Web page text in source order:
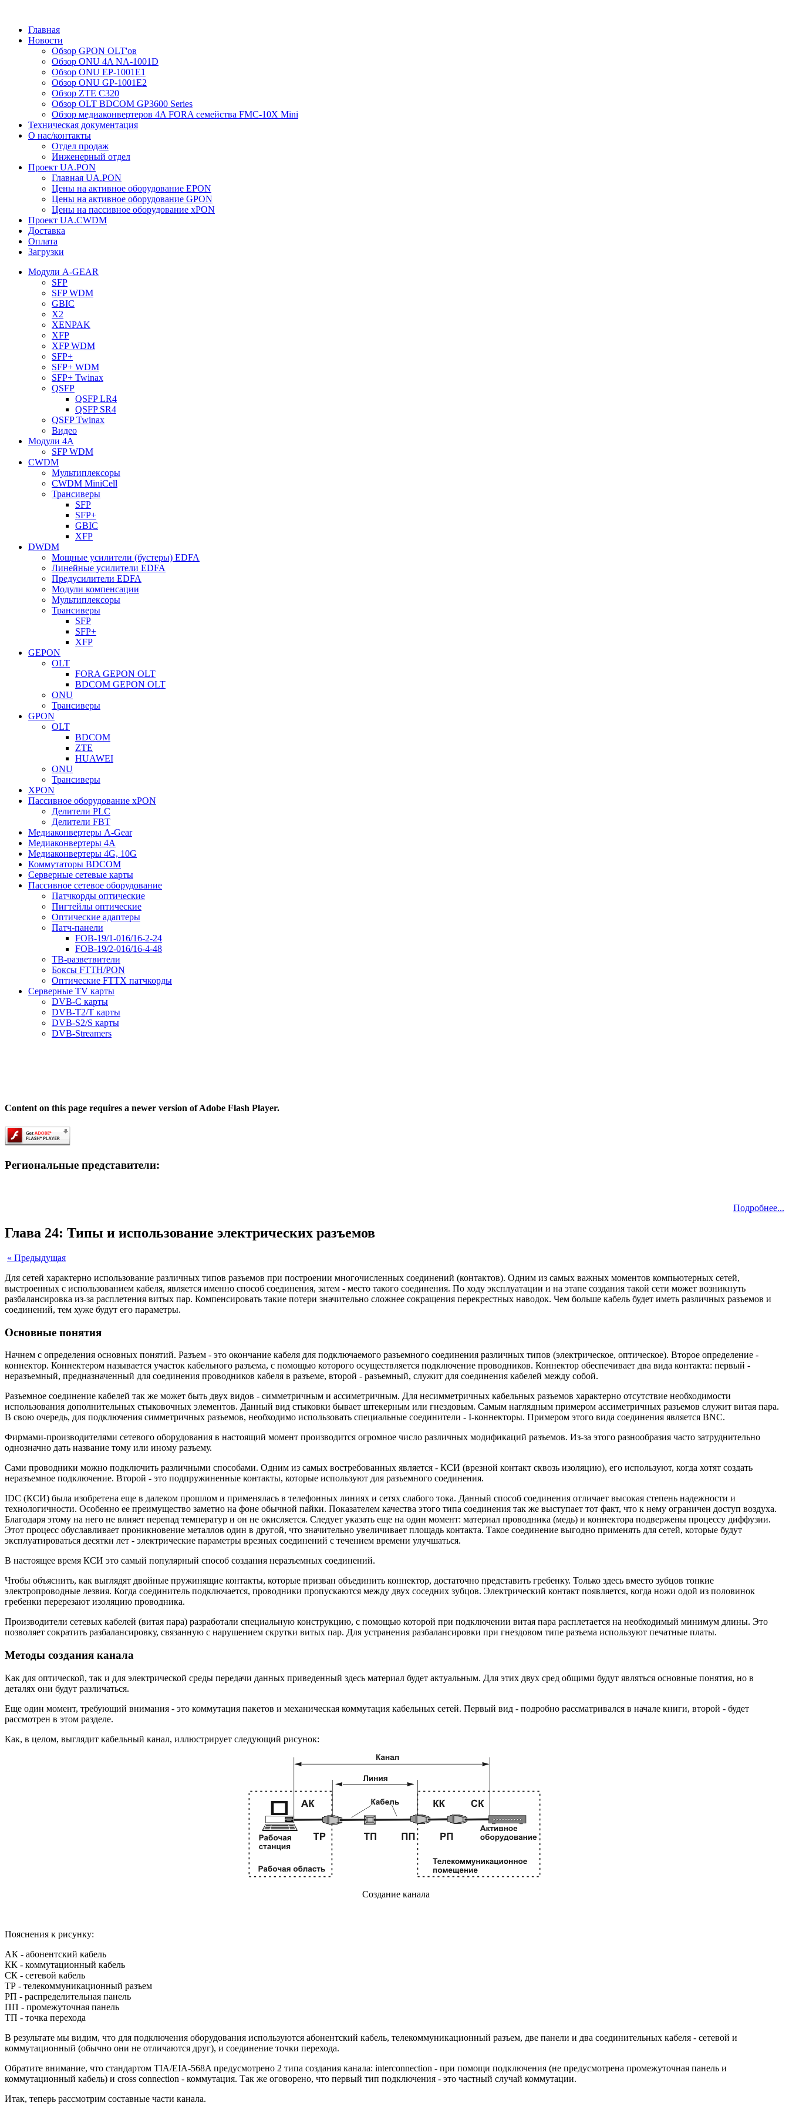
Главная
Новости
Обзор GPON OLT'ов
Обзор ONU 4A NA-1001D
Обзор ONU EP-1001E1
Обзор ONU GP-1001E2
Обзор ZTE C320
Обзор OLT BDCOM GP3600 Series
Обзор медиаконвертеров 4A FORA семейства FMC-10X Mini
Техническая документация
О нас/контакты
Отдел продаж
Инженерный отдел
Проект UA.PON
Главная UA.PON
Цены на активное оборудование EPON
Цены на активное оборудование GPON
Цены на пассивное оборудование xPON
Проект UA.CWDM
Доставка
Оплата
Загрузки
Модули A-GEAR
SFP
SFP WDM
GBIC
X2
XENPAK
XFP
XFP WDM
SFP+
SFP+ WDM
SFP+ Twinax
QSFP
QSFP LR4
QSFP SR4
QSFP Twinax
Видео
Модули 4A
SFP WDM
CWDM
Мультиплексоры
CWDM MiniCell
Трансиверы
SFP
SFP+
GBIC
XFP
DWDM
Мощные усилители (бустеры) EDFA
Линейные усилители EDFA
Предусилители EDFA
Модули компенсации
Мультиплексоры
Трансиверы
SFP
SFP+
XFP
GEPON
OLT
FORA GEPON OLT
BDCOM GEPON OLT
ONU
Трансиверы
GPON
OLT
BDCOM
ZTE
HUAWEI
ONU
Трансиверы
XPON
Пассивное оборудование xPON
Делители PLC
Делители FBT
Медиаконвертеры A-Gear
Медиаконвертеры 4A
Медиаконвертеры 4G, 10G
Коммутаторы BDCOM
Серверные сетевые карты
Пассивное сетевое оборудование
Патчкорды оптические
Пигтейлы оптические
Оптические адаптеры
Патч-панели
FOB-19/1-016/16-2-24
FOB-19/2-016/16-4-48
ТВ-разветвители
Боксы FTTH/PON
Оптические FTTX патчкорды
Серверные TV карты
DVB-C карты
DVB-T2/T карты
DVB-S2/S карты
DVB-Streamers
Content on this page requires a newer version of Adobe Flash Player.
Региональные представители:
Подробнее...
Глава 24: Типы и использование электрических разъемов
« Предыдущая
Для сетей характерно использование различных типов разъемов при построении многочисленных соединений (контактов). Одним из самых важных моментов компьютерных сетей,
выстроенных с использованием кабеля, является именно способ соединения, затем - место такого соединения. По ходу эксплуатации и на этапе создания такой сети может возникнуть
разбалансировка из-за расплетения витых пар. Компенсировать такие потери значительно сложнее сокращения перекрестных наводок. Чем больше кабель будет иметь различных разъемов и
соединений, тем хуже будут его параметры.
Основные понятия
Начнем с определения основных понятий. Разъем - это окончание кабеля для подключаемого разъемного соединения различных типов (электрическое, оптическое). Второе определение -
коннектор. Коннектером называется участок кабельного разъема, с помощью которого осуществляется подключение проводников. Коннектор обеспечивает два вида контакта: первый -
неразъемный, предназначенный для соединения проводников кабеля в разъеме, второй - разъемный, служит для соединения кабелей между собой.
Разъемное соединение кабелей так же может быть двух видов - симметричным и ассиметричным. Для несимметричных кабельных разъемов характерно отсутствие необходимости
использования дополнительных стыковочных элементов. Данный вид стыковки бывает штекерным или гнездовым. Самым наглядным примером ассиметричных разъемов служит витая пара.
В свою очередь, для подключения симметричных разъемов, необходимо использовать специальные соединители - I-коннекторы. Примером этого вида соединения является BNC.
Фирмами-производителями сетевого оборудования в настоящий момент производится огромное число различных модификаций разъемов. Из-за этого разнообразия часто затруднительно
однозначно дать название тому или иному разъему.
Сами проводники можно подключить различными способами. Одним из самых востребованных является - КСИ (врезной контакт сквозь изоляцию), его используют, когда хотят создать
неразъемное подключение. Второй - это подпружиненные контакты, которые используют для разъемного соединения.
IDC (КСИ) была изобретена еще в далеком прошлом и применялась в телефонных линиях и сетях слабого тока. Данный способ соединения отличает высокая степень надежности и
технологичности. Особенно ее преимущество заметно на фоне обычной пайки. Показателем качества этого типа соединения так же выступает тот факт, что к нему ограничен доступ воздуха.
Благодаря этому на него не влияет перепад температур и он не окисляется. Следует указать еще на один момент: материал проводника (медь) и коннектора подвержены процессу диффузии.
Этот процесс обуславливает проникновение металлов один в другой, что значительно увеличивает площадь контакта. Такое соединение выгодно применять для сетей, которые будут
эксплуатироваться десятки лет - электрические параметры врезных соединений с течением времени улучшаться.
В настоящее время КСИ это самый популярный способ создания неразъемных соединений.
Чтобы объяснить, как выглядят двойные пружинящие контакты, которые призван объединить коннектор, достаточно представить гребенку. Только здесь вместо зубцов тонкие
электропроводные лезвия. Когда соединитель подключается, проводники пропускаются между двух соседних зубцов. Электрический контакт появляется, когда ножи одой из половинок
гребенки перерезают изоляцию проводника.
Производители сетевых кабелей (витая пара) разработали специальную конструкцию, с помощью которой при подключении витая пара расплетается на необходимый минимум длины. Это
позволяет сократить разбалансировку, связанную с нарушением скрутки витых пар. Для устранения разбалансировки при гнездовом типе разъема используют печатные платы.
Методы создания канала
Как для оптической, так и для электрической среды передачи данных приведенный здесь материал будет актуальным. Для этих двух сред общими будут являться основные понятия, но в
деталях они будут различаться.
Еще один момент, требующий внимания - это коммутация пакетов и механическая коммутация кабельных сетей. Первый вид - подробно рассматривался в начале книги, второй - будет
рассмотрен в этом разделе.
Как, в целом, выглядит кабельный канал, иллюстрирует следующий рисунок:
Создание канала
Пояснения к рисунку:
АК - абонентский кабель
КК - коммутационный кабель
СК - сетевой кабель
ТР - телекоммуникационный разъем
РП - распределительная панель
ПП - промежуточная панель
ТП - точка перехода
В результате мы видим, что для подключения оборудования используются абонентский кабель, телекоммуникационный разъем, две панели и два соединительных кабеля - сетевой и
коммутационный (обычно они не отличаются друг), и соединение точки перехода.
Обратите внимание, что стандартом TIA/EIA-568A предусмотрено 2 типа создания канала: interconnection - при помощи подключения (не предусмотрена промежуточная панель и
коммутационный кабель) и cross connection - коммутация. Так же оговорено, что первый тип подключения - это частный случай коммутации.
Итак, теперь рассмотрим составные части канала.